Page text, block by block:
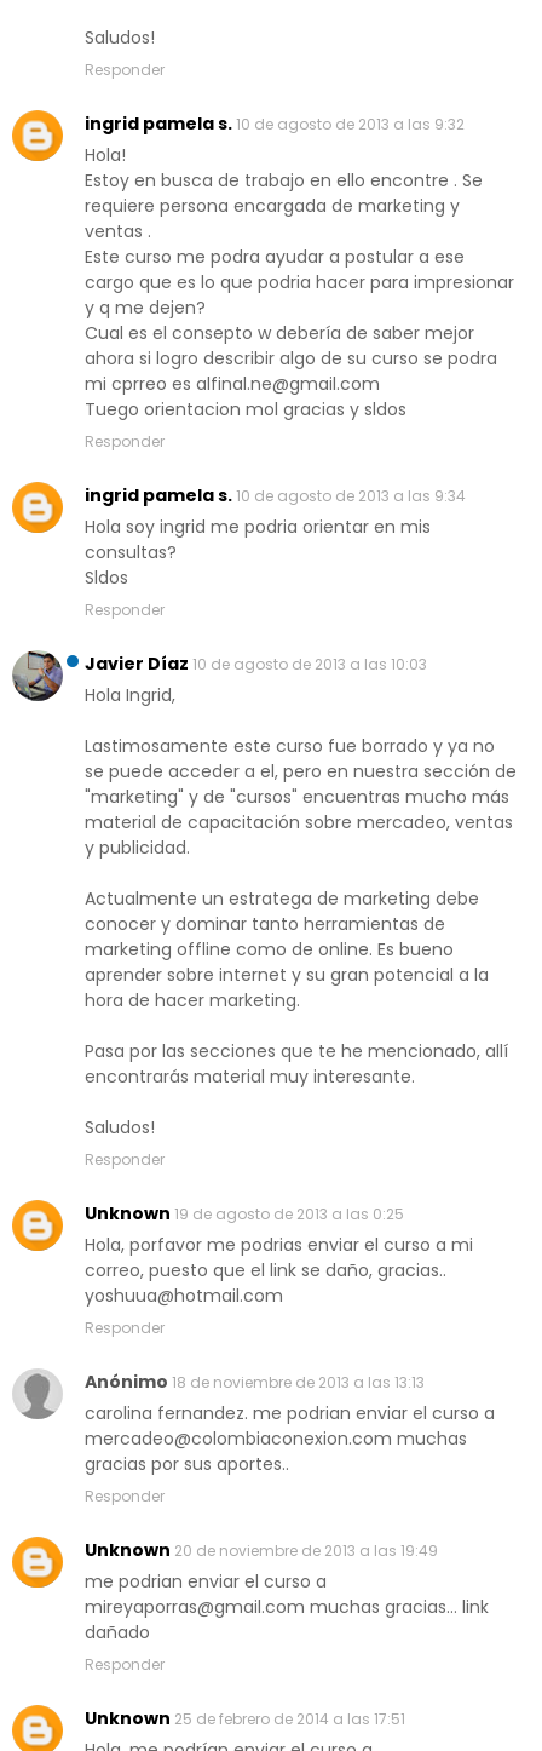
Saludos!
Responder
ingrid pamela s.10 de agosto de 2013 a las 9:32
Hola!
Estoy en busca de trabajo en ello encontre . Se
requiere persona encargada de marketing y
ventas .
Este curso me podra ayudar a postular a ese
cargo que es lo que podria hacer para impresionar
y q me dejen?
Cual es el consepto w debería de saber mejor
ahora si logro describir algo de su curso se podra
mi cprreo es alfinal.ne@gmail.com
Tuego orientacion mol gracias y sldos
Responder
ingrid pamela s.10 de agosto de 2013 a las 9:34
Hola soy ingrid me podria orientar en mis
consultas?
Sldos
Responder
Javier Díaz 10 de agosto de 2013 a las 10:03
Hola Ingrid,
Lastimosamente este curso fue borrado y ya no
se puede acceder a el, pero en nuestra sección de
"marketing" y de "cursos" encuentras mucho más
material de capacitación sobre mercadeo, ventas
y publicidad.
Actualmente un estratega de marketing debe
conocer y dominar tanto herramientas de
marketing offline como de online. Es bueno
aprender sobre internet y su gran potencial a la
hora de hacer marketing.
Pasa por las secciones que te he mencionado, allí
encontrarás material muy interesante.
Saludos!
Responder
Unknown 19 de agosto de 2013 a las 0:25
Hola, porfavor me podrias enviar el curso a mi
correo, puesto que el link se daño, gracias..
yoshuua@hotmail.com
Responder
Anónimo 18 de noviembre de 2013 a las 13:13
carolina fernandez. me podrian enviar el curso a
mercadeo@colombiaconexion.com muchas
gracias por sus aportes..
Responder
Unknown 20 de noviembre de 2013 a las 19:49
me podrian enviar el curso a
mireyaporras@gmail.com muchas gracias... link
dañado
Responder
Unknown 25 de febrero de 2014 a las 17:51